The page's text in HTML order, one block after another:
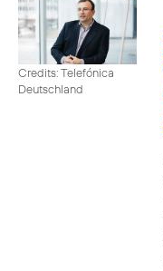
Credits: Telefónica
Deutschland